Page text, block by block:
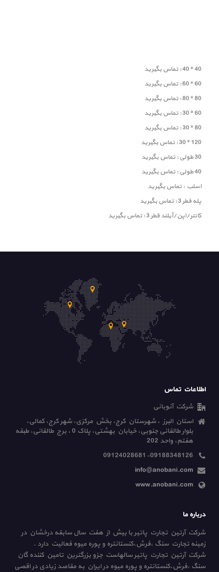
40 * 40 : تماس بگیرید
60 * 60 : تماس بگیرید
80 * 80 : تماس بگیرید
60 * 30 : تماس بگیرید
80 * 30 : تماس بگیرید
120 * 30 : تماس بگیرید
30 طولی : تماس بگیرید
40 طولی : تماس بگیرید
اسلب : تماس بگیرید
پله قطر 3 : تماس بگیرید
کانتر/اپن/آیلند قطر 3 : تماس بگیرید
اطلاعات تماس
شرکت آنوبانی
استان البرز ، شهرستان کرج، بخش مرکزی، شهر کرج، کمالی،
بلوار طالقانی جنوبی، خیابان بهشتی، پلاک 0 ، برج طالقانی، طبقه
هفتم، واحد 202
09124028681-09188348126
info@anobani.com
www.anobani.com
درباره ما
شرکت آرتین تجارت پاتیر با بیش از هفت سال سابقه درخشان در
زمینه تجارت سنگ ،فرش،کنستانتره و پوره میوه فعالیت دارد .
شرکت آرتین تجارت پاتیر سالهاست جزو بزرگترین تامین کننده گان
سنگ ،فرش،کنستانتره و پوره میوه در ایران به مقاصد زیادی در اقصی